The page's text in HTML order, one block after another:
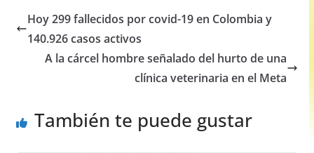
e
b
o
s
A
p
e
n
g
e
Hoy 299 fallecidos por covid-19 en Colombia y
140.926 casos activos
A la cárcel hombre señalado del hurto de una
clínica veterinaria en el Meta
También te puede gustar